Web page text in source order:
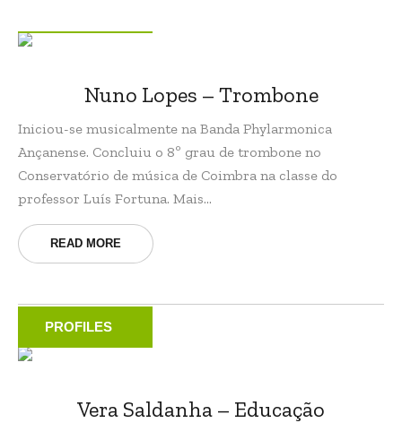
Nuno Lopes – Trombone
Iniciou-se musicalmente na Banda Phylarmonica
Ançanense. Concluiu o 8º grau de trombone no
Conservatório de música de Coimbra na classe do
professor Luís Fortuna. Mais...
READ MORE
PROFILES
Vera Saldanha – Educação